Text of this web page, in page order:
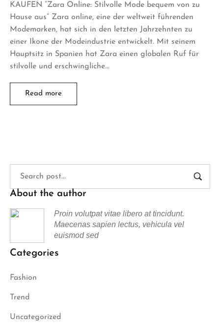
KAUFEN “Zara Online: Stilvolle Mode bequem von zu
Hause aus” Zara online, eine der weltweit führenden
Modemarken, hat sich in den letzten Jahrzehnten zu
einer Ikone der Modeindustrie entwickelt. Mit seinem
Hauptsitz in Spanien hat Zara einen globalen Ruf für
stilvolle und erschwingliche…
Read more
About the author
Proin volutpat vitae libero at tincidunt.
Maecenas sapien lectus, vehicula vel
euismod sed
Categories
Fashion
Trend
Uncategorized